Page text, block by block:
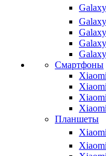
Смартфоны
Xiaomi
Планшеты